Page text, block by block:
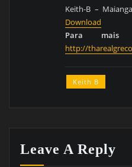
Keith-B –
Download
Para mais
http://
Keith B
Leave A Reply